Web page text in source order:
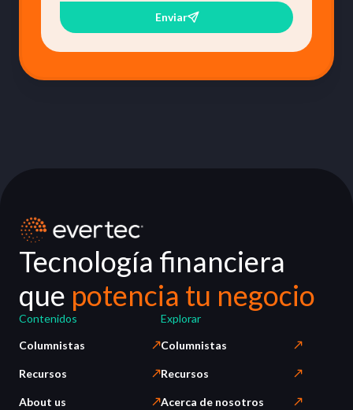
Enviar
Tecnología financiera
que potencia tu negocio
Contenidos
Columnistas
Recursos
About us
Explorar
Columnistas
Recursos
Acerca de nosotros